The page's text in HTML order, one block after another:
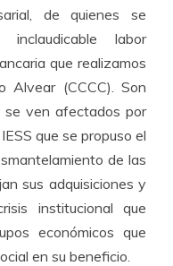
de quienes se
labor
que realizamos
Alvear (CCCC). Son
se ven afectados por
que se propuso el
de las
sus adquisiciones y
institucional que
económicos que
en su beneficio.